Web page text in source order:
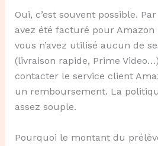
Oui, c’est souvent possible.
avez été facturé pour Amazon
vous n’avez utilisé aucun de
(livraison rapide, Prime
contacter le service client
un remboursement. La
assez souple.
Pourquoi le montant du